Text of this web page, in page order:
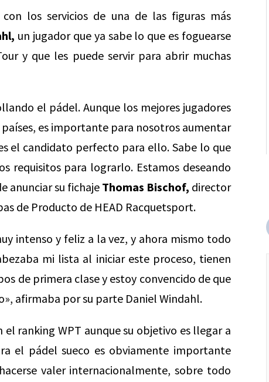
los servicios de una de las figuras más
un jugador que ya sabe lo que es foguearse
y que les puede servir para abrir muchas
el pádel. Aunque los mejores jugadores
es importante para nosotros aumentar
el candidato perfecto para ello. Sabe lo que
requisitos para lograrlo. Estamos deseando
anunciar su fichaje Thomas Bischof, director
de Producto de HEAD Racquetsport.
intenso y feliz a la vez, y ahora mismo todo
mi lista al iniciar este proceso, tienen
de primera clase y estoy convencido de que
afirmaba por su parte Daniel Windahl.
ranking WPT aunque su objetivo es llegar a
el pádel sueco es obviamente importante
valer internacionalmente, sobre todo